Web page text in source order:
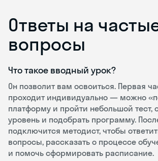
Ответы на
вопросы
Что такое вводный урок?
Он позволит вам освоиться. Первая
проходит индивидуально — можно
платформу и пройти небольшой тест,
уровень и подобрать программу.
подключится методист, чтобы
вопросы, рассказать о процессе
и помочь сформировать расписание.